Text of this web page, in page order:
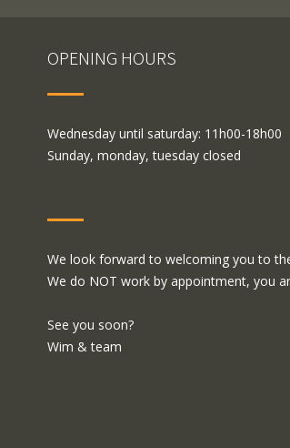
OPENING HOURS
Wednesday until saturday: 11h00-18h00
Sunday, monday, tuesday closed
We look forward to welcoming you to
We do NOT work by appointment, you
See you soon?
Wim & team